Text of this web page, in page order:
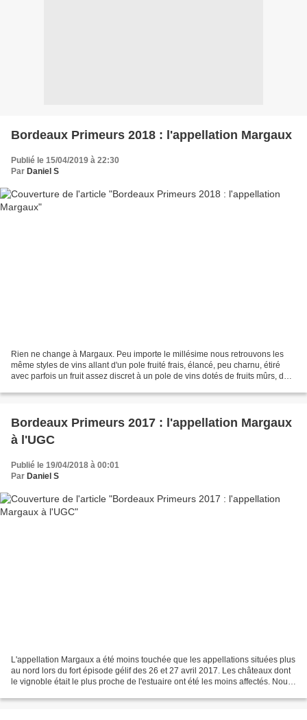
Bordeaux Primeurs 2018 : l'appellation Margaux
Publié le 15/04/2019 à 22:30
Par Daniel S
Rien ne change à Margaux. Peu importe le millésime nous retrouvons les
même styles de vins allant d'un pole fruité frais, élancé, peu charnu, étiré
avec parfois un fruit assez discret à un pole de vins dotés de fruits mûrs, de
Bordeaux Primeurs 2017 : l'appellation Margaux
à l'UGC
Publié le 19/04/2018 à 00:01
Par Daniel S
L'appellation Margaux a été moins touchée que les appellations situées plus
au nord lors du fort épisode gélif des 26 et 27 avril 2017. Les châteaux dont
le vignoble était le plus proche de l'estuaire ont été les moins affectés. Nous